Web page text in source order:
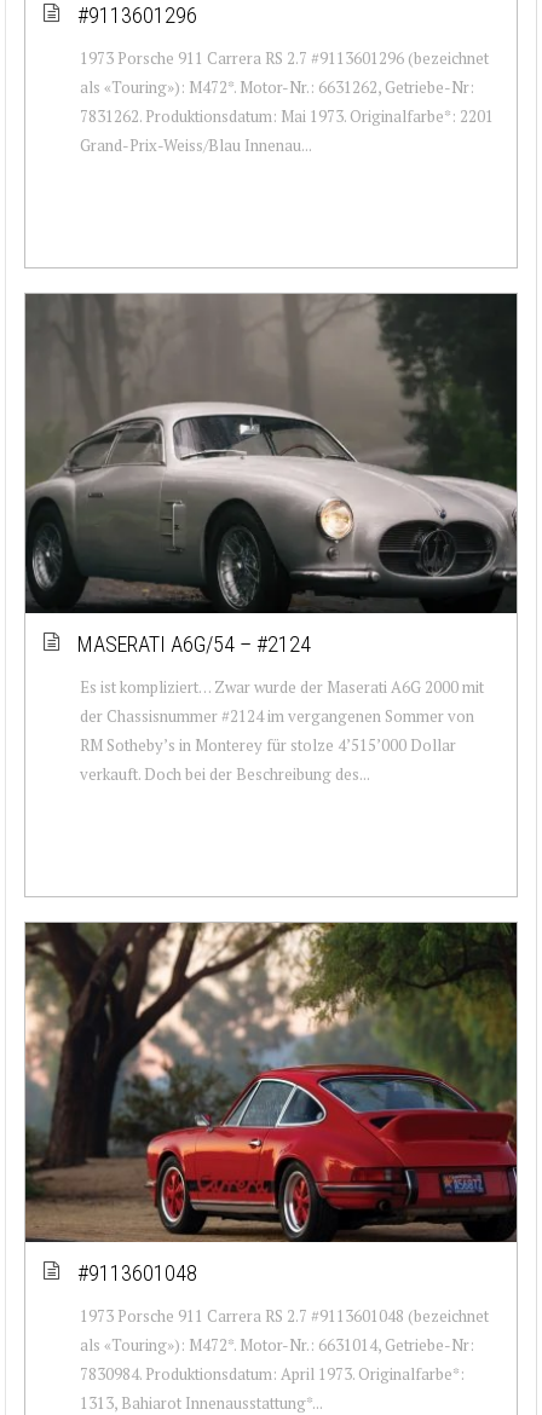
#9113601296
1973 Porsche 911 Carrera RS 2.7 #9113601296 (bezeichnet
als «Touring»): M472*. Motor-Nr.: 6631262, Getriebe-Nr:
7831262. Produktionsdatum: Mai 1973. Originalfarbe*: 2201
Grand-Prix-Weiss/Blau Innenau...
MASERATI A6G/54 – #2124
Es ist kompliziert… Zwar wurde der Maserati A6G 2000 mit
der Chassisnummer #2124 im vergangenen Sommer von
RM Sotheby’s in Monterey für stolze 4’515’000 Dollar
verkauft. Doch bei der Beschreibung des...
#9113601048
1973 Porsche 911 Carrera RS 2.7 #9113601048 (bezeichnet
als «Touring»): M472*. Motor-Nr.: 6631014, Getriebe-Nr:
7830984. Produktionsdatum: April 1973. Originalfarbe*:
1313, Bahiarot Innenausstattung*...